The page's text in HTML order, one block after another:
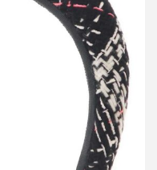
ドカチューシャ